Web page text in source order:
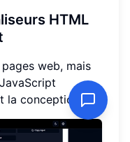
HTML
web, mais
la conception :